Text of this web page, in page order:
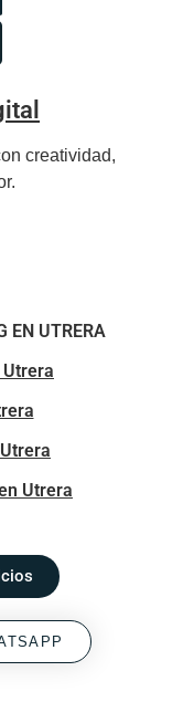
creatividad,
EN UTRERA
Utrera